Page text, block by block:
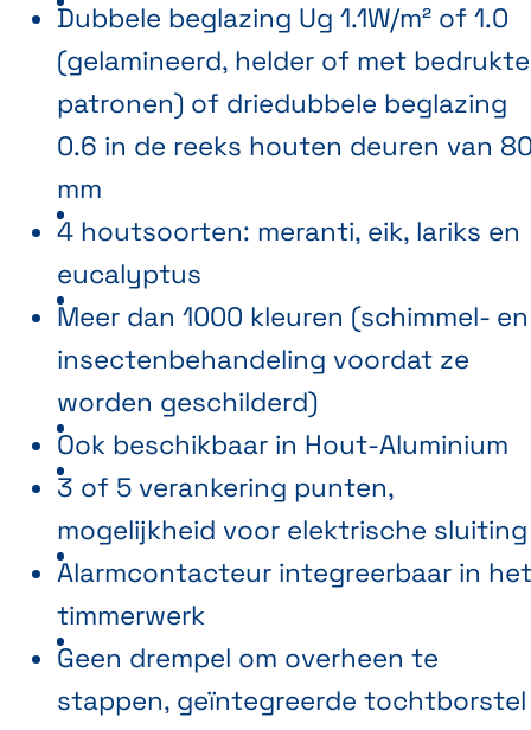
Dubbele beglazing Ug 1.1W/m² of 1.0
(gelamineerd, helder of met bedrukte
patronen) of driedubbele beglazing
0.6 in de reeks houten deuren van
mm
4 houtsoorten: meranti, eik, lariks en
eucalyptus
Meer dan 1000 kleuren (schimmel- en
insectenbehandeling voordat ze
worden geschilderd)
Ook beschikbaar in Hout-Aluminium
3 of 5 verankering punten,
mogelijkheid voor elektrische sluiting
Alarmcontacteur integreerbaar in het
timmerwerk
Geen drempel om overheen te
stappen, geïntegreerde tochtborstel